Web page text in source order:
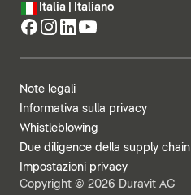
Italia | Italiano
Note legali
Informativa sulla privacy
Whistleblowing
Due diligence della supply chain
Impostazioni privacy
Copyright © 2026 Duravit AG